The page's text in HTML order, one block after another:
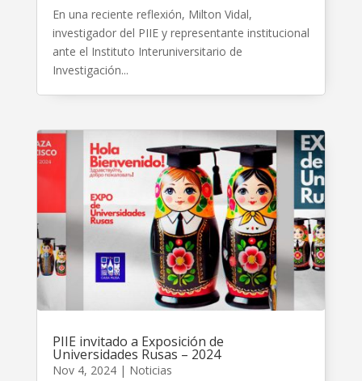
En una reciente reflexión, Milton Vidal,
investigador del PIIE y representante institucional
ante el Instituto Interuniversitario de
Investigación...
PIIE invitado a Exposición de
Universidades Rusas – 2024
Nov 4, 2024| Noticias